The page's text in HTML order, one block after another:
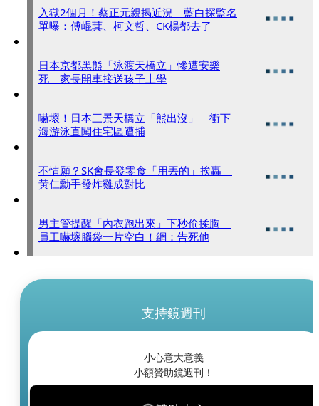
入獄2個月！蔡正元親揭近況 藍白探監名
單曝：傅崐萁、柯文哲、CK楊都去了
日本京都黑熊「泳渡天橋立」慘遭安樂
死 家長開車接送孩子上學
嚇壞！日本三景天橋立「熊出沒」 衝下
海游泳直闖住宅區遭捕
不情願？SK會長發零食「用丟的」挨轟
黃仁勳手發炸雞成對比
男主管提醒「內衣跑出來」下秒偷揉胸
員工嚇壞腦袋一片空白！網：告死他
支持鏡週刊
小心意大意義
小額贊助鏡週刊！